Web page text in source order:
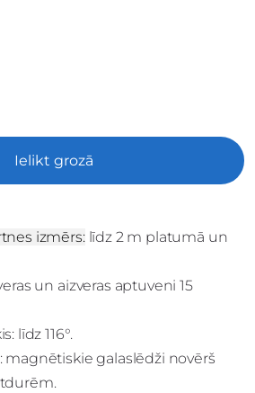
Ielikt grozā
izmērs: līdz 2 m platumā un
un aizveras aptuveni 15
līdz 116°.
magnētiskie galaslēdži novērš